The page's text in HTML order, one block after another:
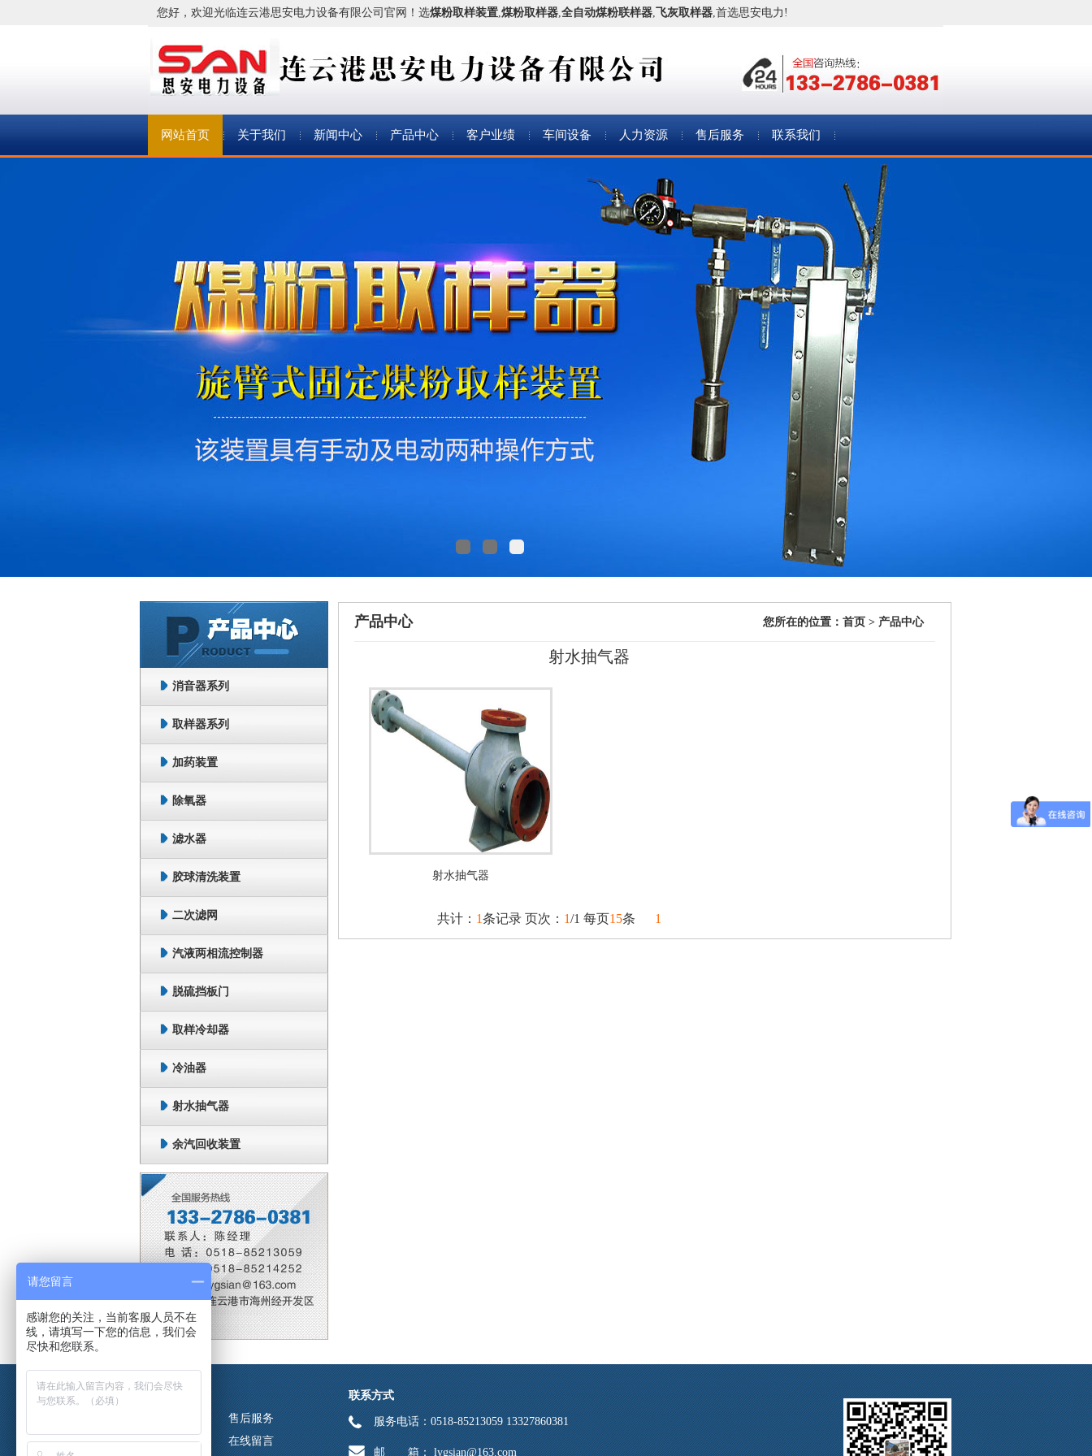
您好，欢迎光临连云港思安电力设备有限公司官网！ 选煤粉取样装置,煤粉取样器,全自动煤粉联样器, 飞灰取样器,首选思安电力!
网站首页 关于我们 新闻中心 产品中心 客户业绩 车间设备 人力资源 售后服务 联系我们
消音器系列
取样器系列
加药装置
除氧器
滤水器
胶球清洗装置
二次滤网
汽液两相流控制器
脱硫挡板门
取样冷却器
冷油器
射水抽气器
余汽回收装置
产品中心 您所在的位置：首页 > 产品中心
射水抽气器
射水抽气器
共计： 1条记录 页次： 1/1 每页15条 1
售后服务
产品中心
在线留言
联系方式
服务电话：0518-85213059 13327860381
邮 箱： lygsian@163.com
请您留言
感谢您的关注，当前客服人员不在
线，请填写一下您的信息，我们会
尽快和您联系。